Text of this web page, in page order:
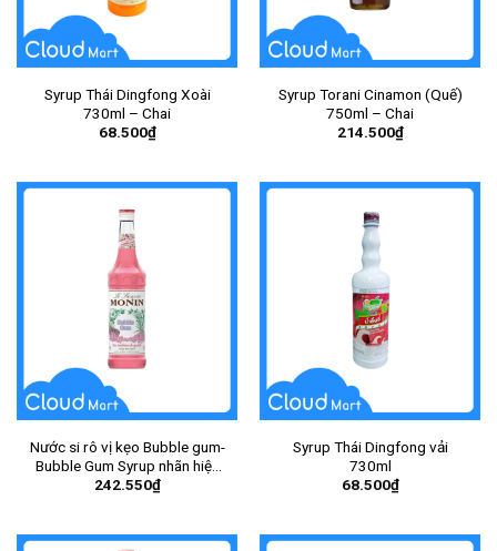
Syrup Thái Dingfong Xoài
730ml – Chai
68.500₫
Syrup Torani Cinamon (Quế)
750ml – Chai
214.500₫
Nước si rô vị kẹo Bubble gum-
Bubble Gum Syrup nhãn hiệu
Monin 700ml – Chai
242.550₫
Syrup Thái Dingfong vải
730ml
68.500₫